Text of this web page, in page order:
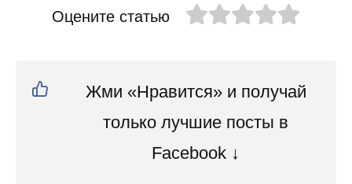
Оцените статью
Жми «Нравится» и получай
только лучшие посты в
Facebook ↓